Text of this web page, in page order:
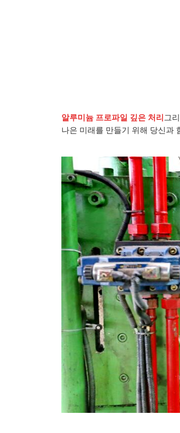
알루미늄 프로파일 깊은 처리 그
나은 미래를 만들기 위해 당신과